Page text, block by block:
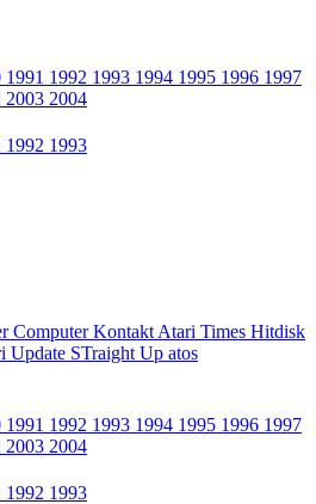
1991 1992 1993 1994 1995 1996 1997
2003 2004
1992 1993
Computer Kontakt Atari Times Hitdisk
Update STraight Up atos
1991 1992 1993 1994 1995 1996 1997
2003 2004
1992 1993